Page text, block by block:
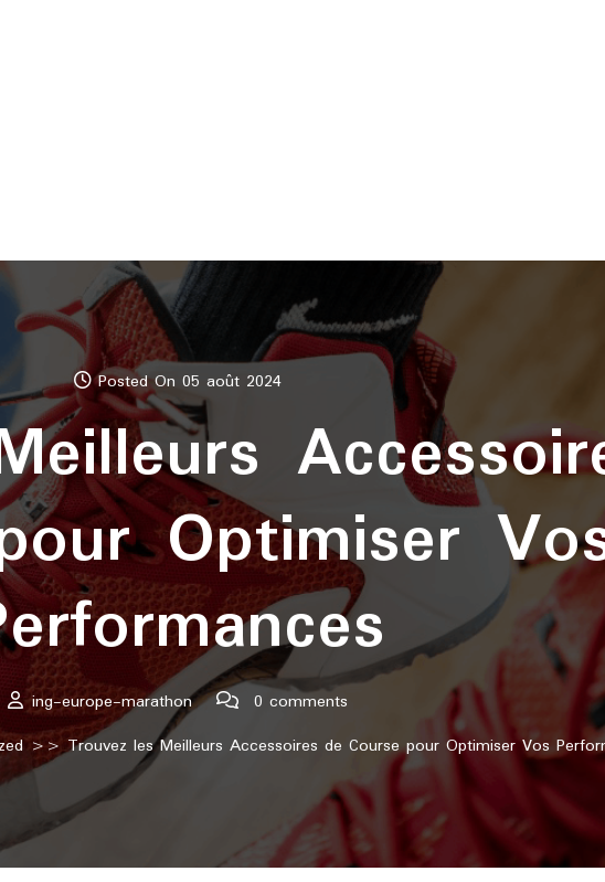
Posted On 05 août 2024
Optimiser
ing-europe-marathon
0 comments
>> Trouvez les Meilleurs Accessoires de Course pour Optimiser Vos